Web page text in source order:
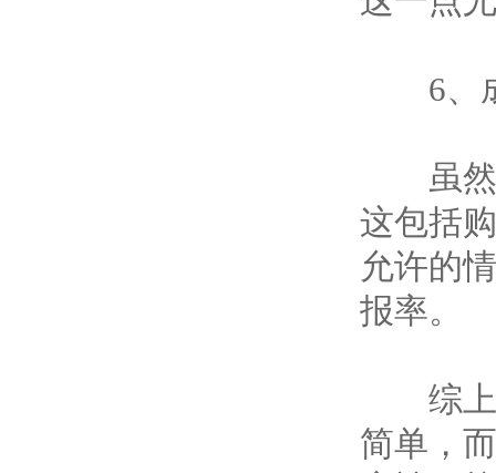
6、成
虽然
这包括
允许的
报率。
综上
简单，